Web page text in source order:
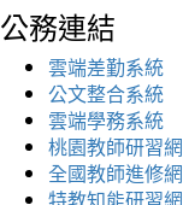
公務連結
雲端差勤系統
公文整合系統
雲端學務系統
桃園教師研習網
全國教師進修網